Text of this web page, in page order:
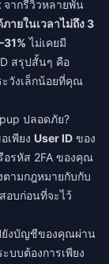
จากรีวิวหลายพัน
ายในเวลาไม่ถึง 3
ไม่เคยมี
สรุปสั้นๆ คือ
วังเล็กน้อยที่คุณ
ปลอดภัย?
เพียง User ID ของ
รหัส 2FA ของคุณ
ามกฎหมายกับกับ
อบก่อนที่จะไว้
ยังบัญชีของคุณผ่าน
บบต้องการเพียง